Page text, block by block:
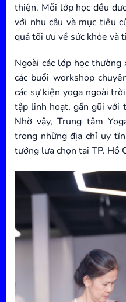
thiện. Mỗi lớp học đều
với nhu cầu và mục tiêu
quả tối ưu về sức khỏe và
Ngoài các lớp học
các buổi workshop
các sự kiện yoga ngoài
tập linh hoạt, gần gũi với
Nhờ vậy, Trung tâm
trong những địa chỉ uy
tưởng lựa chọn tại TP. Hồ